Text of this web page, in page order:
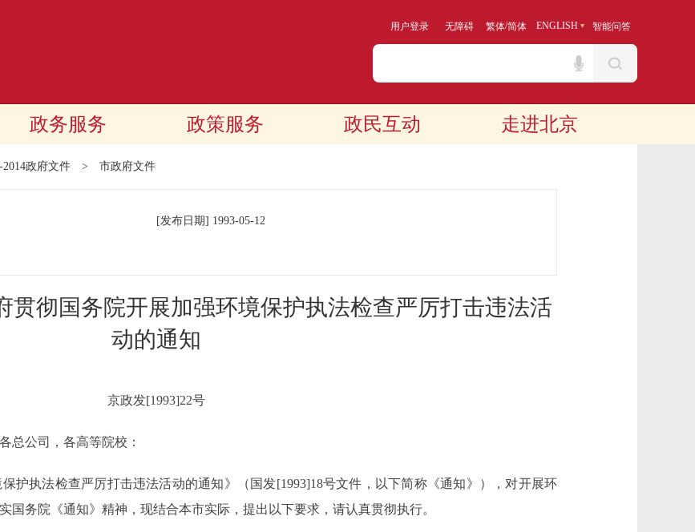
用户登录 无障碍 繁体/简体 ENGLISH 智能问答
政务服务 政策服务 政民互动 走进北京
2014政府文件 > 市政府文件
[发布日期] 1993-05-12
贯彻国务院开展加强环境保护执法检查严厉打击违法活
动的通知
京政发[1993]22号
总公司，各高等院校：
执法检查严厉打击违法活动的通知》（国发[1993]18号文件，以下简称《通知》），对开展环
国务院《通知》精神，现结合本市实际，提出以下要求，请认真贯彻执行。